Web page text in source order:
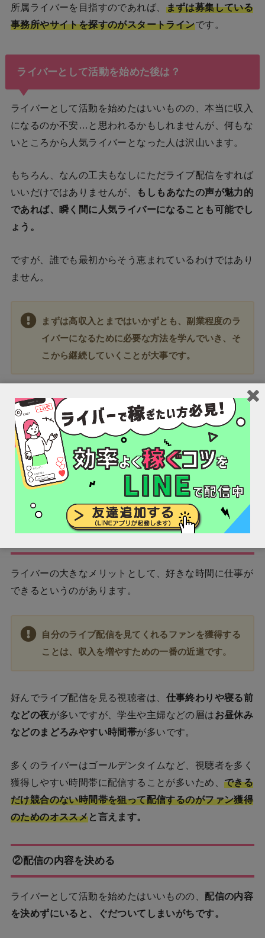
所属ライバーを目指すのであれば、 まずは募集している
事務所やサイトを探すのがスタートラインです。
ライバーとして活動を始めた後は？
ライバーとして活動を始めたはいいものの、本当に収入
になるのか不安… と思われるかもしれませんが、何もな
いところから人気ライバーとなった人は沢山います。
もちろん、なんの工夫もなしにただライブ配信をすれば
いいだけではありませんが、
もしもあなたの声が魅力的
であれば、瞬く間に人気ライバーになることも可能でし
ょう。
ですが、誰でも最初からそう恵まれているわけではあり
ません。
まずは高収入とまではいかずとも、副業程度のラ
イバーになるために必要な方法を学んでいき、そ
こから継続していくことが大事です。
そこで、初心者ライバーとして活動する際に必要なこと
をご紹介します。
初心者ライバーがするべき4つのこと
①まずはなるべく同じ時間帯に配信してファンを獲
ライバーの大きなメリットとして、好きな時間に仕事が
できるというのがあります。
自分のライブ配信を見てくれるファンを獲得する
ことは、収入を増やすための一番の近道です。
好んでライブ配信を見る視聴者は、 仕事終わりや寝る前
などの夜が多いですが、学生や主婦などの層はお昼休み
などのまどろみやすい時間帯が多いです。
多くのライバーはゴールデンタイムなど、視聴者を多く
獲得しやすい時間帯に配信することが多いため、 できる
だけ競合のない時間帯を狙って配信するのがファン獲得
のためのオススメと言えます。
②配信の内容を決める
ライバーとして活動を始めたはいいものの、 配信の内容
を決めずにいると、ぐだついてしまいがちです。